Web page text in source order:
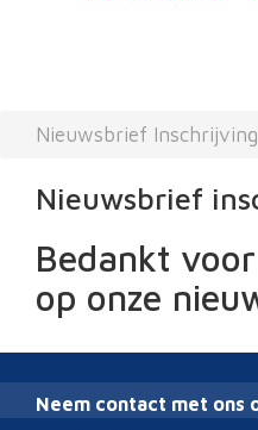
Nieuwsbrief
Nieuwsbrief
Bedankt
op onze
Neem contact met ons